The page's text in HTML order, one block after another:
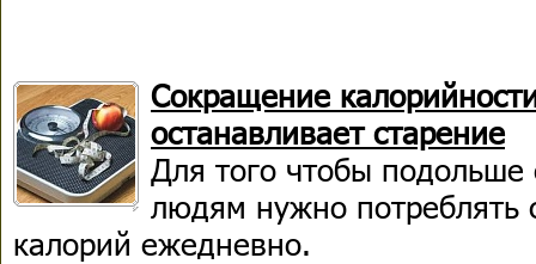
Сокращение
останавливает старение
Для того чтобы подольше
людям нужно
калорий ежедневно.